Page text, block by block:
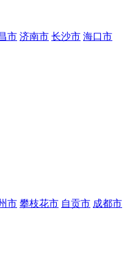
市 济南市 长沙市 海口市
市 攀枝花市 自贡市 成都市